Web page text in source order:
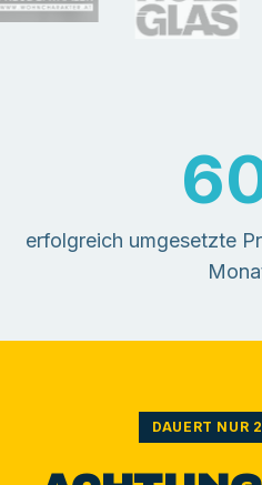
erfolgreich umgesetzte
DAUERT NUR